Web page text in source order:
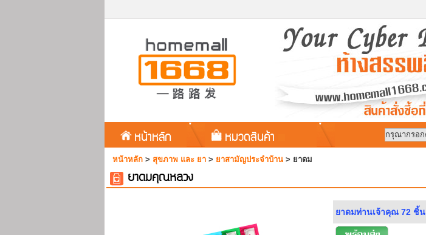
หน้าหลัก หมวดสินค้า
หน้าหลัก > สุขภาพ และ ยา > ยาสามัญประจำบ้าน > ยาดม
ยาดมคุณหลวง
ยาดมท่านเจ้าคุณ 72 ชิ้น